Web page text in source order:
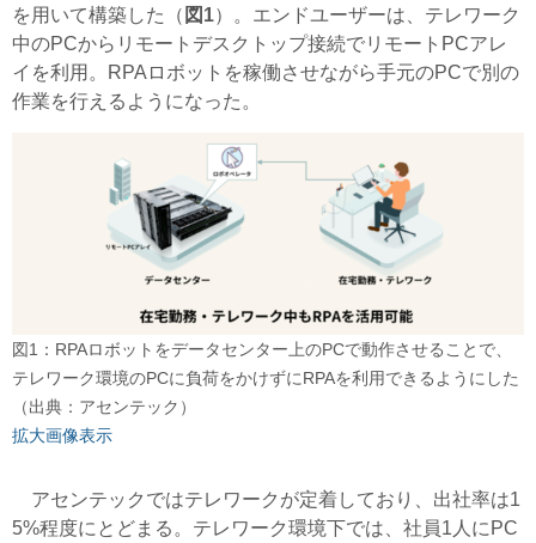
を用いて構築した（ 図1）。エンドユーザーは、テレワーク
中のPCからリモートデスクトップ接続でリモートPCアレ
イを利用。RPAロボットを稼働させながら手元のPCで別の
作業を行えるようになった。
図1：RPAロボットをデータセンター上のPCで動作させることで、
テレワーク環境のPCに負荷をかけずにRPAを利用できるようにした
（出典：アセンテック）
拡大画像表示
アセンテックではテレワークが定着しており、出社率は1
5%程度にとどまる。テレワーク環境下では、社員1人にPC